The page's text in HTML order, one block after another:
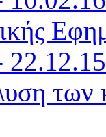
22.12.15